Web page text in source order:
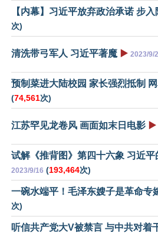
【内幕】习近平放弃政治承诺 步入
次)
清洗带弓军人 习近平著魔 ▶️ 2023/9/
预制菜进大陆校园 家长强烈抵制
(74,561次)
江苏罕见龙卷风 画面如末日电影 ▶️
试解《推背图》第四十六象 习近平
2023/9/16 (193,464次)
一碗水端平！毛泽东嫂子是革命专
次)
听信共产党大V被禁言 与中共对着